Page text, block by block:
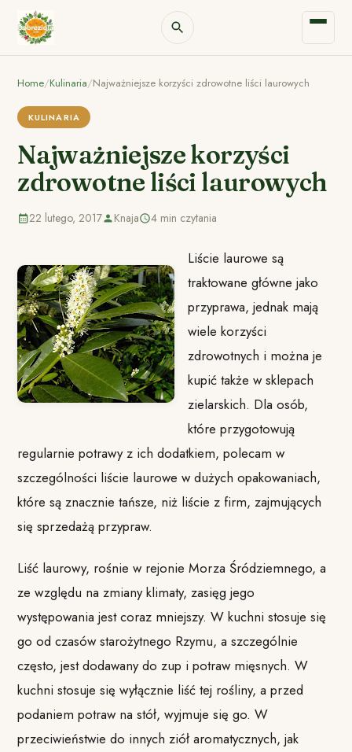
Home/Kulinaria/Najważniejsze korzyści zdrowotne liści laurowych
KULINARIA
Najważniejsze korzyści
zdrowotne liści laurowych
22 lutego, 2017 Knaja 4 min czytania
Liście laurowe są
traktowane główne jako
przyprawa, jednak mają
wiele korzyści
zdrowotnych i można je
kupić także w sklepach
zielarskich. Dla osób,
które przygotowują
regularnie potrawy z ich dodatkiem, polecam w
szczególności liście laurowe w dużych opakowaniach,
które są znacznie tańsze, niż liście z firm, zajmujących
się sprzedażą przypraw.
Liść laurowy, rośnie w rejonie Morza Śródziemnego, a
ze względu na zmiany klimaty, zasięg jego
występowania jest coraz mniejszy. W kuchni stosuje się
go od czasów starożytnego Rzymu, a szczególnie
często, jest dodawany do zup i potraw mięsnych. W
kuchni stosuje się wyłącznie liść tej rośliny, a przed
podaniem potraw na stół, wyjmuje się go. W
przeciwieństwie do innych ziół aromatycznych, jak